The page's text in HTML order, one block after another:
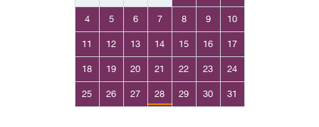
4 5 6 7 8 9 10
11 12 13 14 15 16 17
18 19 20 21 22 23 24
25 26 27 28 29 30 31